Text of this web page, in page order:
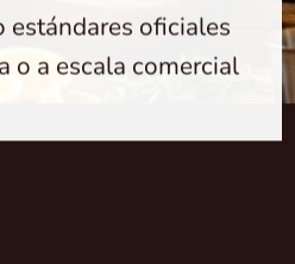
estándares oficiales
o a escala comercial